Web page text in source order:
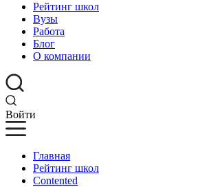
Рейтинг школ
Вузы
Работа
Блог
О компании
Войти
Главная
Рейтинг школ
Contented